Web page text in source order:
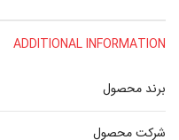
ADDITIONAL INFORMATION
برند محصول
شرکت محصول